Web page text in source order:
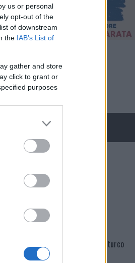
us or personal
opt-out of the
of downstream
the IAB’s List of
gather and store
click to grant or
purposes
NECROLOGIE
Martina Agostina Diturco